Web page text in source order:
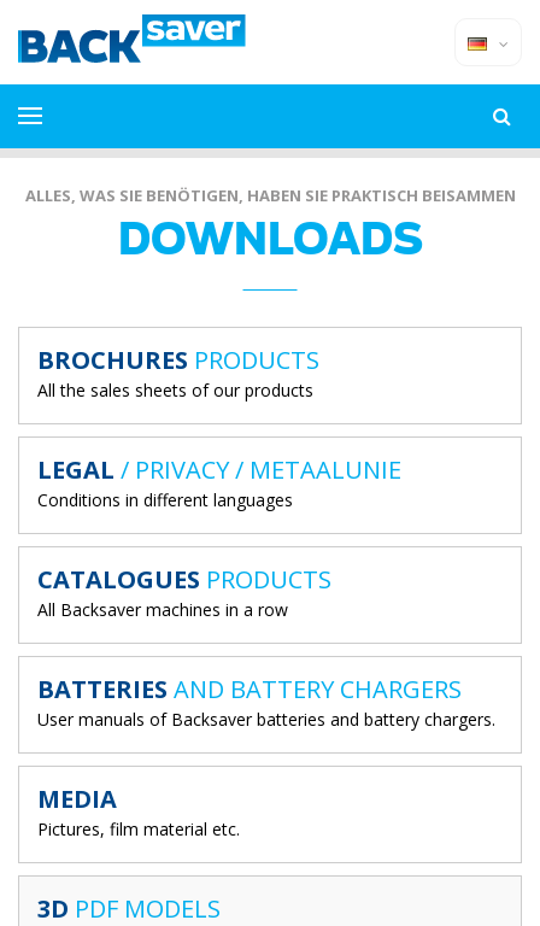
ALLES, WAS SIE BENÖTIGEN, HABEN SIE PRAKTISCH BEISAMMEN
DOWNLOADS
BROCHURES PRODUCTS
All the sales sheets of our products
LEGAL / PRIVACY / METAALUNIE
Conditions in different languages
CATALOGUES PRODUCTS
All Backsaver machines in a row
BATTERIES AND BATTERY CHARGERS
User manuals of Backsaver batteries and battery chargers.
MEDIA
Pictures, film material etc.
3D PDF MODELS